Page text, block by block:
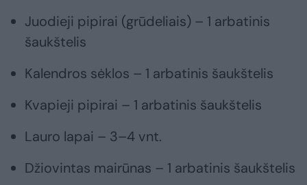
Juodieji pipirai (grūdeliais) – 1 arbatinis
šaukštelis
Kalendros sėklos – 1 arbatinis šaukštelis
Kvapieji pipirai – 1 arbatinis šaukštelis
Lauro lapai – 3–4 vnt.
Džiovintas mairūnas – 1 arbatinis šaukštelis